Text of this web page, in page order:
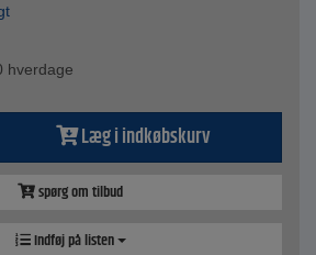
hverdage
Læg i indkøbskurv
spørg om tilbud
Indføj på listen